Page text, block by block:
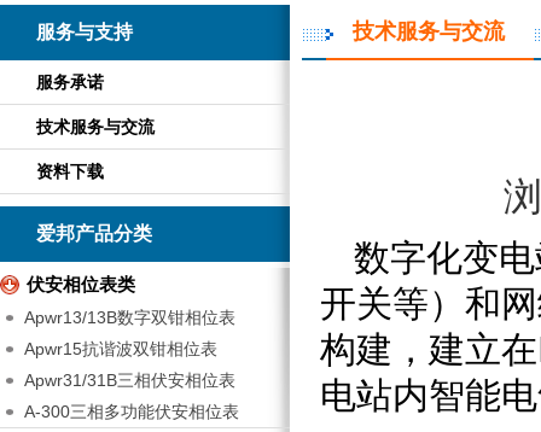
服务与支持
服务承诺
技术服务与交流
资料下载
爱邦产品分类
伏安相位表类
Apwr13/13B数字双钳相位表
Apwr15抗谐波双钳相位表
Apwr31/31B三相伏安相位表
A-300三相多功能伏安相位表
技术服务与交流
数字化变
开关等）和
构建，建立在
电站内智能